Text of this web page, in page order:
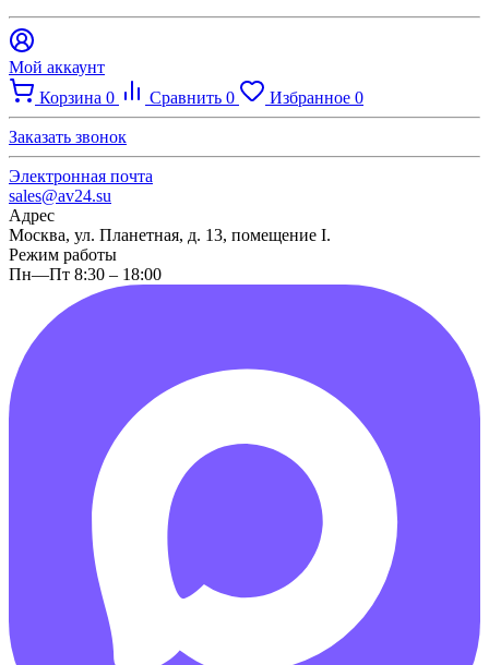
Мой аккаунт
Корзина 0 Сравнить 0 Избранное 0
Заказать звонок
Электронная почта
sales@av24.su
Адрес
Москва, ул. Планетная, д. 13, помещение I.
Режим работы
Пн—Пт 8:30 – 18:00